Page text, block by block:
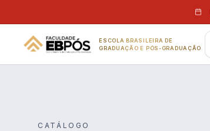
ESCOLA BRASILEIRA DE
GRADUAÇÃO E PÓS-GRADUAÇÃO
CATÁLOGO